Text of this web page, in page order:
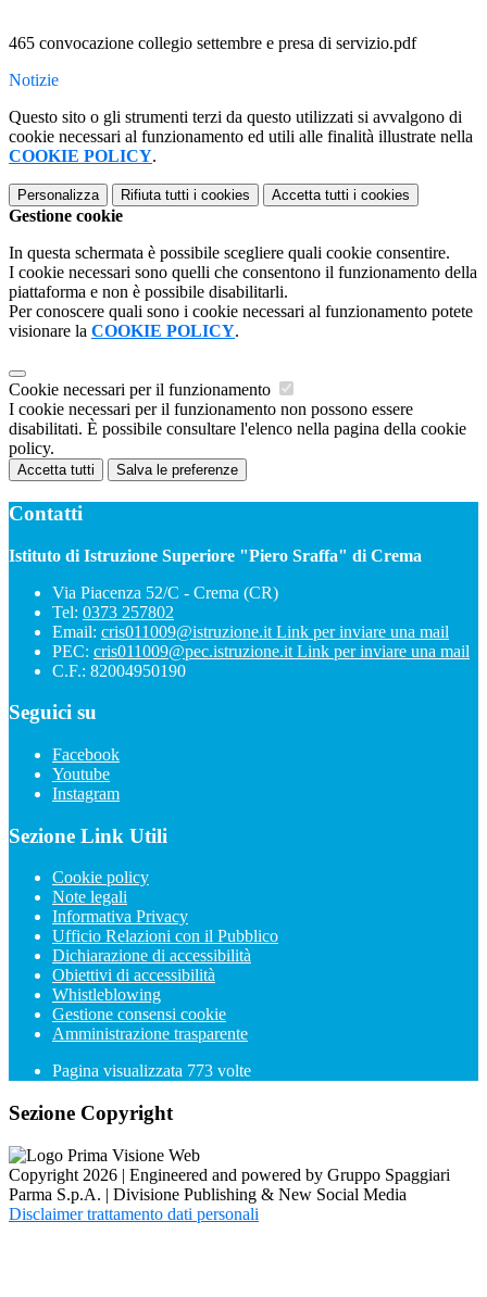
465 convocazione collegio settembre e presa di servizio.pdf
Notizie
Questo sito o gli strumenti terzi da questo utilizzati si avvalgono di
cookie necessari al funzionamento ed utili alle finalità illustrate nella
COOKIE POLICY.
Personalizza Rifiuta tutti i cookies Accetta tutti i cookies
Gestione cookie
In questa schermata è possibile scegliere quali cookie consentire.
I cookie necessari sono quelli che consentono il funzionamento della
piattaforma e non è possibile disabilitarli.
Per conoscere quali sono i cookie necessari al funzionamento potete
visionare la COOKIE POLICY.
Cookie necessari per il funzionamento
I cookie necessari per il funzionamento non possono essere
disabilitati. È possibile consultare l'elenco nella pagina della cookie
policy.
Accetta tutti Salva le preferenze
Contatti
Istituto di Istruzione Superiore "Piero Sraffa" di Crema
Via Piacenza 52/C - Crema (CR)
Tel: 0373 257802
Email: cris011009@istruzione.it Link per inviare una mail
PEC: cris011009@pec.istruzione.it Link per inviare una mail
C.F.: 82004950190
Seguici su
Facebook
Youtube
Instagram
Sezione Link Utili
Cookie policy
Note legali
Informativa Privacy
Ufficio Relazioni con il Pubblico
Dichiarazione di accessibilità
Obiettivi di accessibilità
Whistleblowing
Gestione consensi cookie
Amministrazione trasparente
Pagina visualizzata 773 volte
Sezione Copyright
Copyright 2026 | Engineered and powered by Gruppo Spaggiari
Parma S.p.A. | Divisione Publishing & New Social Media
Disclaimer trattamento dati personali